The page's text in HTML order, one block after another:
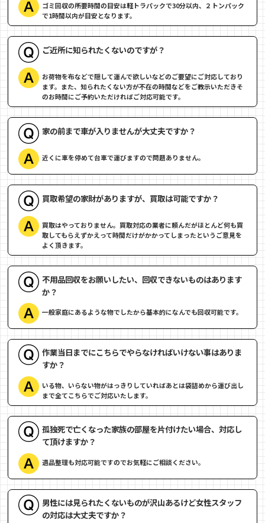
ゴミ回収の所要時間の目安は軽トラパックで30分以内、２トンパック
で1時間以内が目安となります。
ご近所に知られたくないのですが？
お荷物を布などで隠して運んで欲しいなどのご要望にご対応しており
ます。また、知られたくない方が不在の時間などをご教示いただきそ
のお時間にご予約いただければご対応可能です。
家の前まで車が入りませんが大丈夫ですか？
近くに車を停めて台車で運びますので問題ありません。
買取希望の家財がありますが、買取は可能ですか？
買取はやっておりません。買取対応の業者に頼んだがほとんど何も買
取してもらえずかえって時間だけがかかってしまったというご意見を
よく頂きます。
不用品回収をお願いしたい、回収できないものはあります
か？
一般家庭にあるような物でしたから基本的になんでも回収可能です。
作業当日までにこちらでやらなければいけない事はありま
すか？
いる物、いらない物がはっきりしていればあとは袋詰めから運び出し
まで全てこちらでご対応いたします。
孤独死で亡くなった家族の部屋を片付けたい場合、対応し
て頂けますか？
遺品整理も対応可能ですのでお気軽にご相談ください。
男性には見られたくないものが沢山あるけど女性スタッフ
の対応は大丈夫ですか？